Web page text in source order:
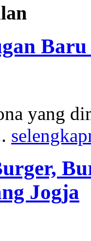
Baru
yang
Jogja